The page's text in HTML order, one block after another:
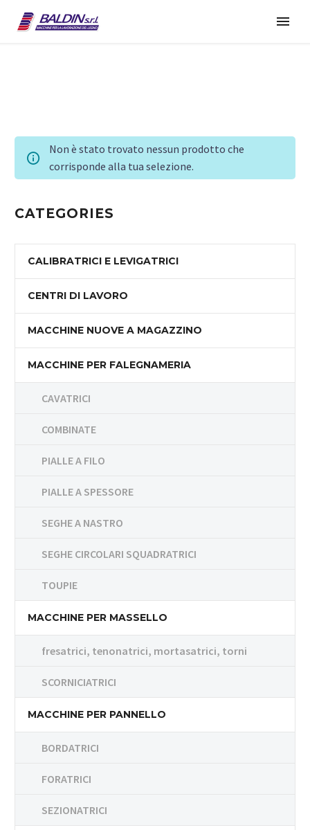
Non è stato trovato nessun prodotto che
corrisponde alla tua selezione.
CATEGORIES
CALIBRATRICI E LEVIGATRICI
CENTRI DI LAVORO
MACCHINE NUOVE A MAGAZZINO
MACCHINE PER FALEGNAMERIA
CAVATRICI
COMBINATE
PIALLE A FILO
PIALLE A SPESSORE
SEGHE A NASTRO
SEGHE CIRCOLARI SQUADRATRICI
TOUPIE
MACCHINE PER MASSELLO
fresatrici, tenonatrici, mortasatrici, torni
SCORNICIATRICI
MACCHINE PER PANNELLO
BORDATRICI
FORATRICI
SEZIONATRICI